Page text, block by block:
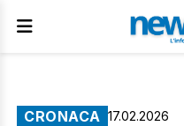
CRONACA 17.02.2026